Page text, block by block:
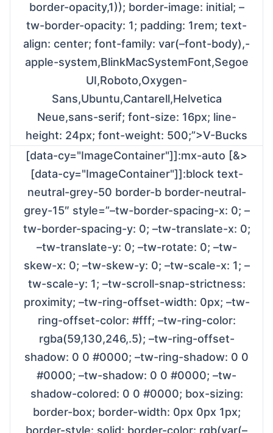
border-opacity,1)); border-image: initial; –
tw-border-opacity: 1; padding: 1rem; text-
align: center; font-family: var(–font-body),-
apple-system,BlinkMacSystemFont,Segoe
UI,Roboto,Oxygen-
Sans,Ubuntu,Cantarell,Helvetica
Neue,sans-serif; font-size: 16px; line-
height: 24px; font-weight: 500;”>V-Bucks
[data-cy="ImageContainer"]]:mx-auto [&>
[data-cy="ImageContainer"]]:block text-
neutral-grey-50 border-b border-neutral-
grey-15″ style=”–tw-border-spacing-x: 0; –
tw-border-spacing-y: 0; –tw-translate-x: 0;
–tw-translate-y: 0; –tw-rotate: 0; –tw-
skew-x: 0; –tw-skew-y: 0; –tw-scale-x: 1; –
tw-scale-y: 1; –tw-scroll-snap-strictness:
proximity; –tw-ring-offset-width: 0px; –tw-
ring-offset-color: #fff; –tw-ring-color:
rgba(59,130,246,.5); –tw-ring-offset-
shadow: 0 0 #0000; –tw-ring-shadow: 0 0
#0000; –tw-shadow: 0 0 #0000; –tw-
shadow-colored: 0 0 #0000; box-sizing:
border-box; border-width: 0px 0px 1px;
border-style: solid; border-color: rgb(var(–